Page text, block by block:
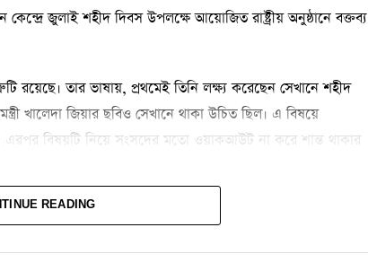
জুলাই শহীদ দিবস উপলক্ষে আয়োজিত রাষ্ট্রীয় অনুষ্ঠানে বক্তব্য
ত্রুটি রয়েছে। তার ভাষায়, প্রথমেই তিনি লক্ষ্য করেছেন সেখানে শহীদ
খালেদা জিয়ার ছবিও সেখানে থাকা উচিত ছিল। এ বিষয়ে
এরপর বিষয়টি নিয়ে সংসদের মতো ওয়াকআউট না করে শান্ত থাকার
ভুল হলে আপনারা ধরিয়ে দেবেন, আমরা তা সংশোধন করব।
READING